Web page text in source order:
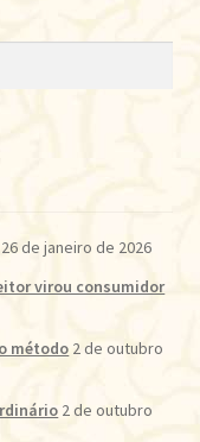
26 de janeiro de 2026
virou consumidor
método 2 de outubro
2 de outubro